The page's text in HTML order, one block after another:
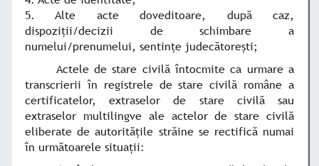
5. Alte acte doveditoare, după caz,
dispoziţii/decizii de schimbare a
numelui/prenumelui, sentinţe judecătoreşti;
Actele de stare civilă întocmite ca urmare a
transcrierii în registrele de stare civilă române a
certificatelor, extraselor de stare civilă sau
extraselor multilingve ale actelor de stare civilă
eliberate de autorităţile străine se rectifică numai
în următoarele situaţii: